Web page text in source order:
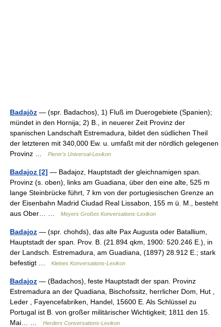
Badajōz — (spr. Badachos), 1) Fluß im Duerogebiete (Spanien);
mündet in den Hornija; 2) B., in neuerer Zeit Provinz der
spanischen Landschaft Estremadura, bildet den südlichen Theil
der letzteren mit 340,000 Ew. u. umfaßt mit der nördlich gelegenen
Provinz …
Pierer's Universal-Lexikon
Badajoz [2] — Badajoz, Hauptstadt der gleichnamigen span.
Provinz (s. oben), links am Guadiana, über den eine alte, 525 m
lange Steinbrücke führt, 7 km von der portugiesischen Grenze an
der Eisenbahn Madrid Ciudad Real Lissabon, 155 m ü. M., besteht
aus Ober… …
Meyers Großes Konversations-Lexikon
Badajoz — (spr. chohds), das alte Pax Augusta oder Batallium,
Hauptstadt der span. Prov. B. (21.894 qkm, 1900: 520.246 E.), in
der Landsch. Estremadura, am Guadiana, (1897) 28.912 E.; stark
befestigt …
Kleines Konversations-Lexikon
Badajoz — (Badachos), feste Hauptstadt der span. Provinz
Estremadura an der Quadiana, Bischofssitz, herrlicher Dom, Hut ,
Leder , Fayencefabriken, Handel, 15600 E. Als Schlüssel zu
Portugal ist B. von großer militärischer Wichtigkeit; 1811 den 15.
Mai… …
Herders Conversations-Lexikon